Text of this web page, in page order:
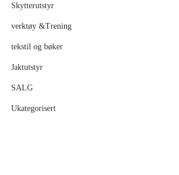
Skytterutstyr
verktøy &Trening
tekstil og bøker
Jaktutstyr
SALG
Ukategorisert